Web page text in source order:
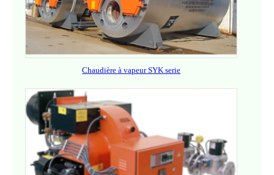
Chaudière à vapeur SYK serie